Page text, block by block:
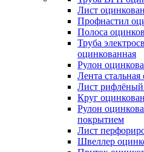
Лист
Профнастил
Полоса
Труба
оцинкованная
Рулон
Лента
Лист
Круг
Рулон
покрытием
Лист
Швеллер